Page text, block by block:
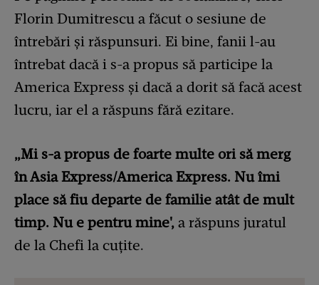
Florin Dumitrescu a făcut o sesiune de
întrebări și răspunsuri. Ei bine, fanii l-au
întrebat dacă i s-a propus să participe la
America Express și dacă a dorit să facă acest
lucru, iar el a răspuns fără ezitare.
„Mi s-a propus de foarte multe ori să merg
în Asia Express/America Express. Nu îmi
place să fiu departe de familie atât de mult
timp. Nu e pentru mine', a răspuns juratul
de la Chefi la cuțite.